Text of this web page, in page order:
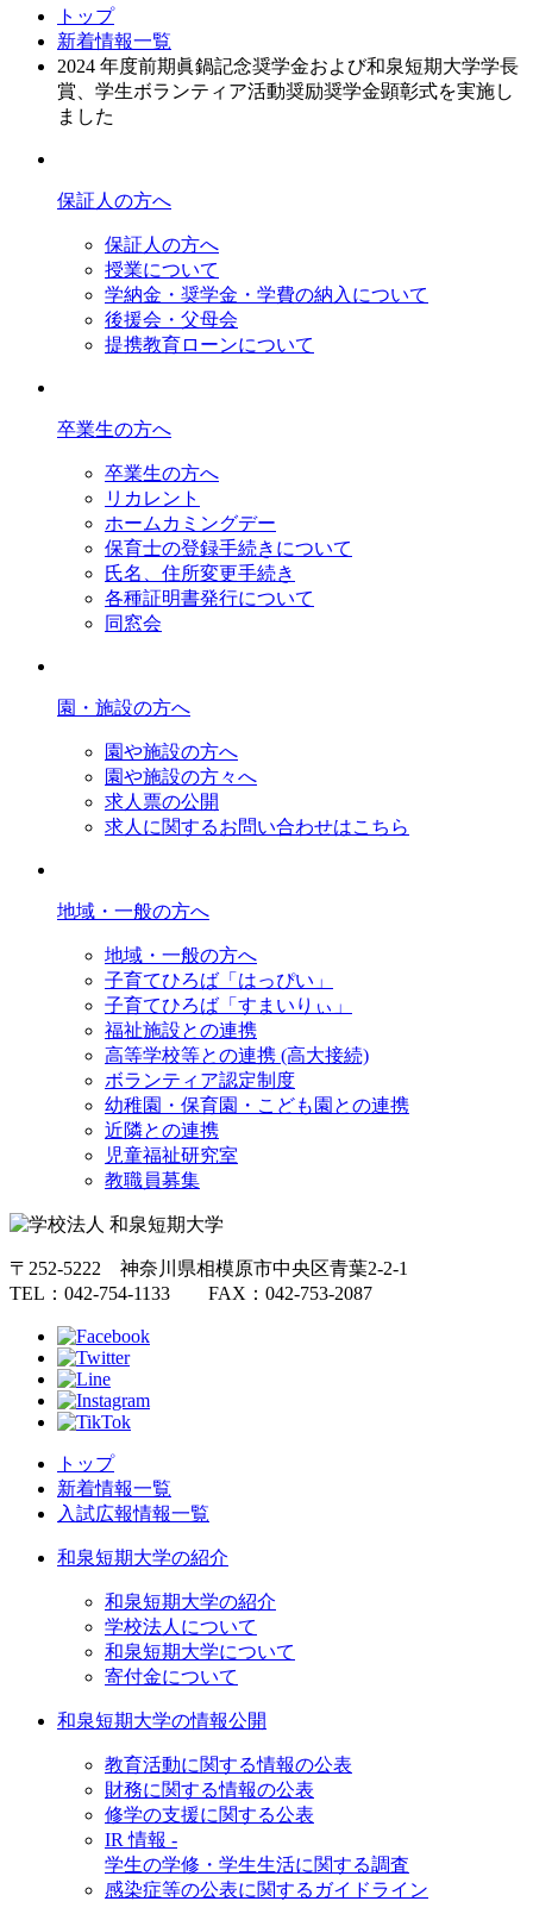
トップ
新着情報一覧
2024 年度前期眞鍋記念奨学金および和泉短期大学学長
賞、学生ボランティア活動奨励奨学金顕彰式を実施し
ました
保証人の方へ
保証人の方へ
授業について
学納金・奨学金・学費の納入について
後援会・父母会
提携教育ローンについて
卒業生の方へ
卒業生の方へ
リカレント
ホームカミングデー
保育士の登録手続きについて
氏名、住所変更手続き
各種証明書発行について
同窓会
園・施設の方へ
園や施設の方へ
園や施設の方々へ
求人票の公開
求人に関するお問い合わせはこちら
地域・一般の方へ
地域・一般の方へ
子育てひろば「はっぴい」
子育てひろば「すまいりぃ」
福祉施設との連携
高等学校等との連携 (高大接続)
ボランティア認定制度
幼稚園・保育園・こども園との連携
近隣との連携
児童福祉研究室
教職員募集
〒252-5222 神奈川県相模原市中央区青葉2-2-1
TEL：042-754-1133 FAX：042-753-2087
トップ
新着情報一覧
入試広報情報一覧
和泉短期大学の紹介
和泉短期大学の紹介
学校法人について
和泉短期大学について
寄付金について
和泉短期大学の情報公開
教育活動に関する情報の公表
財務に関する情報の公表
修学の支援に関する公表
IR 情報 -
学生の学修・学生生活に関する調査
感染症等の公表に関するガイドライン